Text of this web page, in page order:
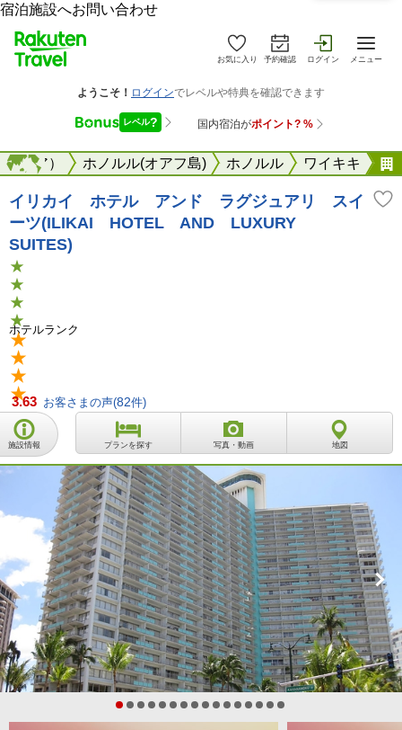
宿泊施設へお問い合わせ
お気に入り 予約確認 ログイン メニュー
シア） ホノルル(オアフ島) ホノルル ワイキキ
海外
イリカイ ホテル アンド ラグジュアリ スイ
ーツ(ILIKAI HOTEL AND LUXURY
SUITES)
ホテルランク
3.63 お客さまの声(82件)
施設情報 プランを探す 写真・動画 地図